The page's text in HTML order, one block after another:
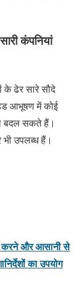
कंपनियां
के ढेर सारे सौदे
आभूषण में कोई
बदल सकते हैं।
भी उपलब्ध हैं।
करने और आसानी से
का उपयोग